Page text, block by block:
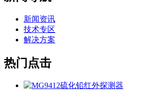
新闻资讯
技术专区
解决方案
热门点击